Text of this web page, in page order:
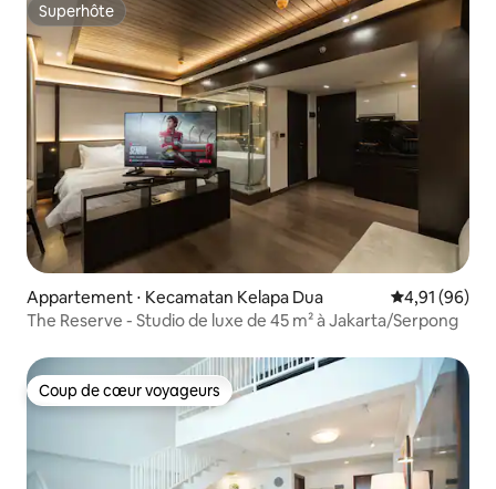
Superhôte
Superhôte
Appartement ⋅ Kecamatan Kelapa Dua Évaluation
4,91 (96)
The Reserve - Studio de luxe de 45 m² à Jakarta/Serpong
Coup de cœur voyageurs
Coup de cœur voyageurs